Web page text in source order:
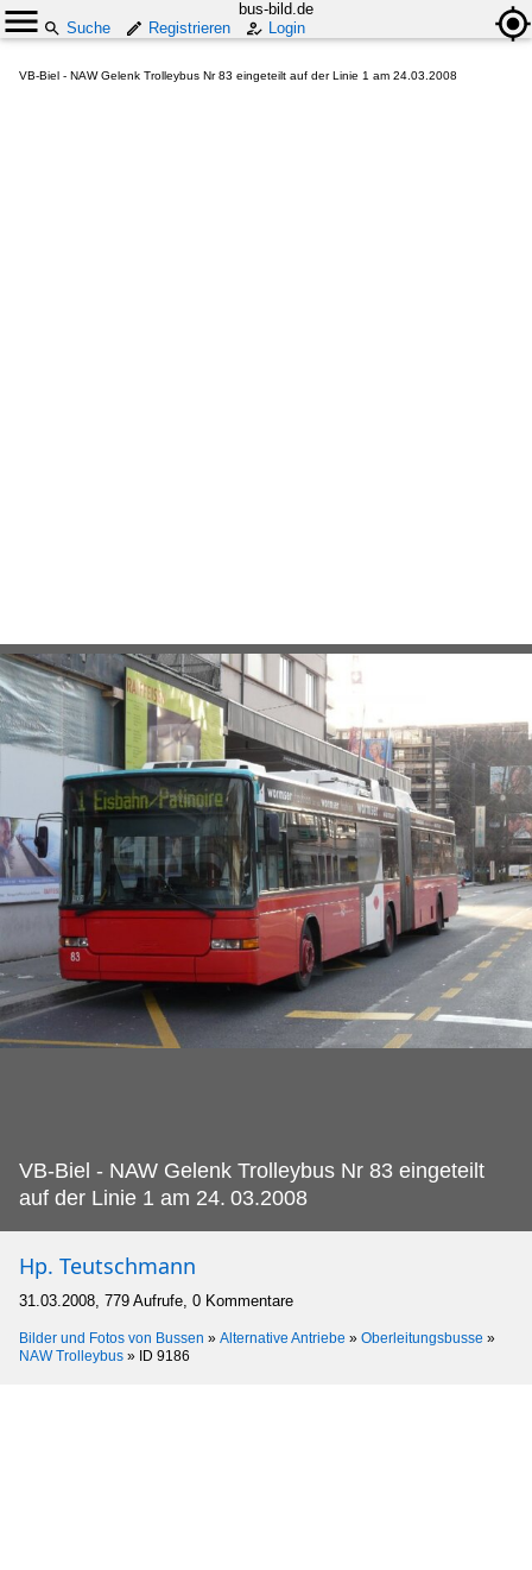
bus-bild.de
Suche
Registrieren Login
VB-Biel - NAW Gelenk Trolleybus Nr 83 eingeteilt auf der Linie 1 am 24.03.2008
VB-Biel - NAW Gelenk Trolleybus Nr 83 eingeteilt
auf der Linie 1 am 24. 03.2008
Hp. Teutschmann
31.03.2008, 779 Aufrufe, 0 Kommentare
Bilder und Fotos von Bussen » Alternative Antriebe » Oberleitungsbusse »
NAW Trolleybus » ID 9186